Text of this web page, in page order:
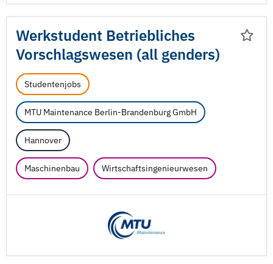
Werkstudent Betriebliches
Vorschlagswesen (all genders)
Studentenjobs
MTU Maintenance Berlin-Brandenburg GmbH
Hannover
Maschinenbau Wirtschaftsingenieurwesen